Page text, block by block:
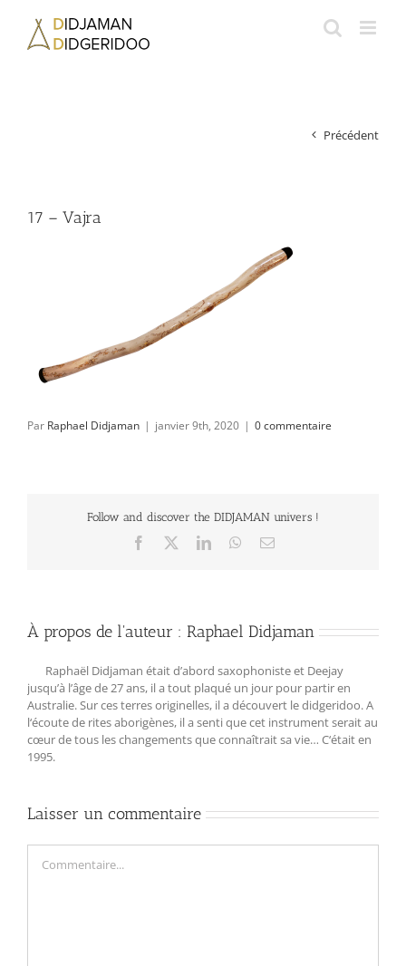
contenu
Précédent
17 – Vajra
Par Raphael Didjaman | janvier 9th, 2020 | 0 commentaire
Follow and discover the DIDJAMAN univers !
Facebook LinkedInWhatsApp
Email
À propos de l'auteur : Raphael Didjaman
Raphaël Didjaman était d’abord saxophoniste et Deejay
jusqu’à l’âge de 27 ans, il a tout plaqué un jour pour partir en
Australie. Sur ces terres originelles, il a découvert le didgeridoo. A
l‘écoute de rites aborigènes, il a senti que cet instrument serait au
cœur de tous les changements que connaîtrait sa vie… C‘était en
1995.
Laisser un commentaire